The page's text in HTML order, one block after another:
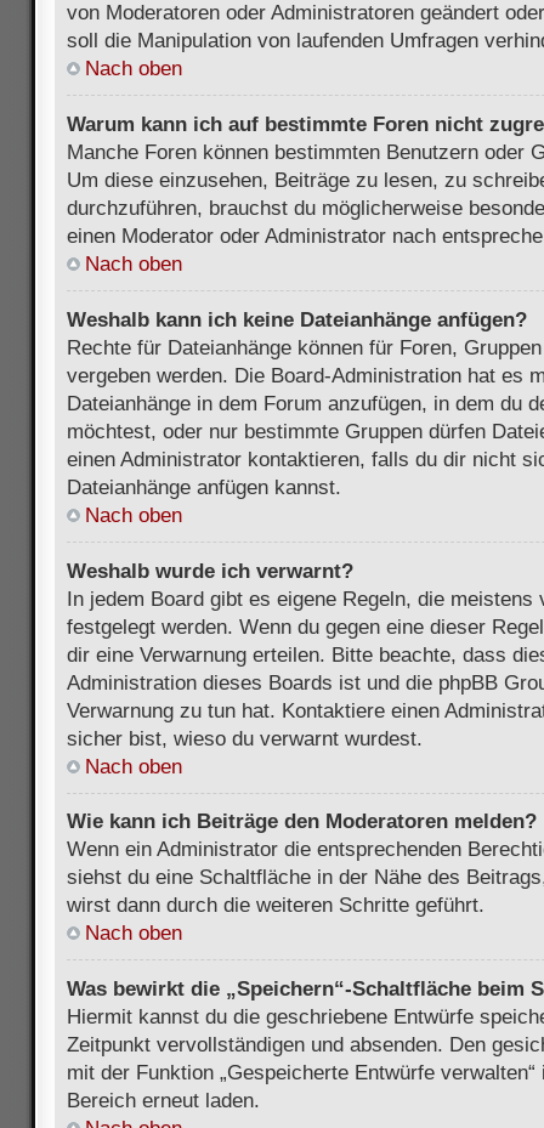
von Moderatoren oder Administratoren geändert
soll die Manipulation von laufenden Umfragen
Nach oben
Warum kann ich auf bestimmte Foren nicht
Manche Foren können bestimmten Benutzern oder
Um diese einzusehen, Beiträge zu lesen, zu
durchzuführen, brauchst du möglicherweise
einen Moderator oder Administrator nach
Nach oben
Weshalb kann ich keine Dateianhänge anfügen?
Rechte für Dateianhänge können für Foren,
vergeben werden. Die Board-Administration hat es
Dateianhänge in dem Forum anzufügen, in dem du
möchtest, oder nur bestimmte Gruppen dürfen
einen Administrator kontaktieren, falls du dir nicht
Dateianhänge anfügen kannst.
Nach oben
Weshalb wurde ich verwarnt?
In jedem Board gibt es eigene Regeln, die meistens
festgelegt werden. Wenn du gegen eine dieser
dir eine Verwarnung erteilen. Bitte beachte, dass
Administration dieses Boards ist und die phpBB
Verwarnung zu tun hat. Kontaktiere einen
sicher bist, wieso du verwarnt wurdest.
Nach oben
Wie kann ich Beiträge den Moderatoren melden?
Wenn ein Administrator die entsprechenden
siehst du eine Schaltfläche in der Nähe des
wirst dann durch die weiteren Schritte geführt.
Nach oben
Was bewirkt die „Speichern“-Schaltfläche beim
Hiermit kannst du die geschriebene Entwürfe
Zeitpunkt vervollständigen und absenden. Den
mit der Funktion „Gespeicherte Entwürfe
Bereich erneut laden.